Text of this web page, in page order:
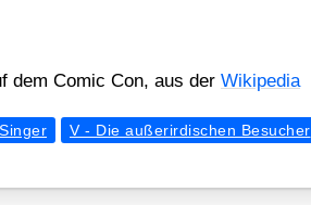
dem Comic Con, aus der Wiki­pe­dia
V - Die außerirdischen Besucher